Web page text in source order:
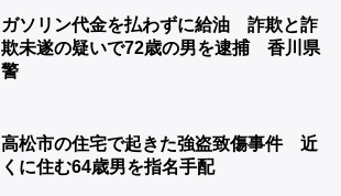
ガソリン代金を払わずに給油 詐欺と詐
欺未遂の疑いで72歳の男を逮捕 香川県
警
高松市の住宅で起きた強盗致傷事件 近
くに住む64歳男を指名手配